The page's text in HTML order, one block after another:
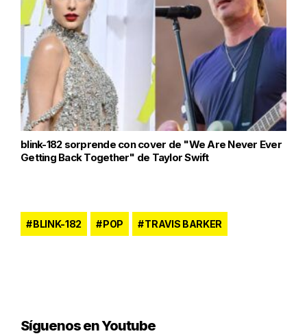
blink-182 sorprende con cover de "We Are Never Ever
Getting Back Together" de Taylor Swift
BLINK-182 POP TRAVIS BARKER
Síguenos en Youtube